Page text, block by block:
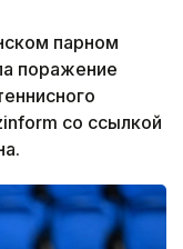
парном
поражение
со ссылкой